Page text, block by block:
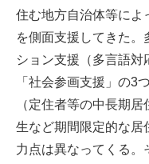
住む地方自治体等によ
を側面支援してきた
ション支援（多言語対
「社会参画支援」の3
（定住者等の中長期
生など期間限定的な居
力点は異なってくる。